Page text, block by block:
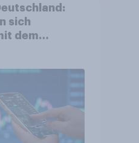
sich
dem